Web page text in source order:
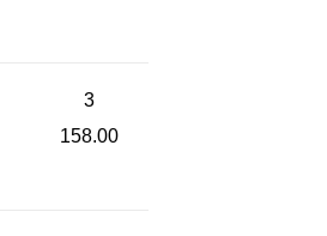
3
158.00